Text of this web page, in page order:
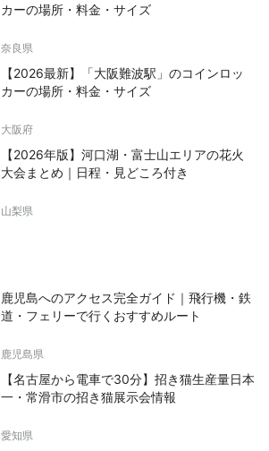
カーの場所・料金・サイズ
奈良県
【2026最新】「大阪難波駅」のコインロッ
カーの場所・料金・サイズ
大阪府
【2026年版】河口湖・富士山エリアの花火
大会まとめ｜日程・見どころ付き
山梨県
鹿児島へのアクセス完全ガイド｜飛行機・鉄
道・フェリーで行くおすすめルート
鹿児島県
【名古屋から電車で30分】招き猫生産量日本
一・常滑市の招き猫展示会情報
愛知県